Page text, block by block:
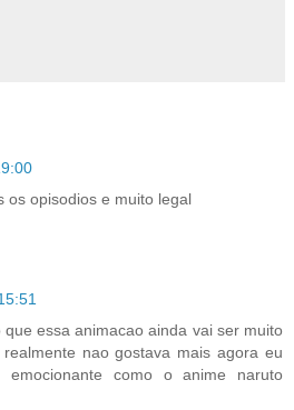
os opisodios e muito legal
essa animacao ainda vai ser muito
nao gostava mais agora eu
como o anime naruto